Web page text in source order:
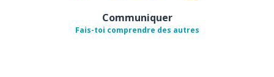
Communiquer
Fais-toi comprendre des autres